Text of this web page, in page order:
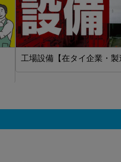
タイ企業・製造業】